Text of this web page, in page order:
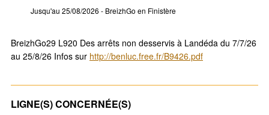
Jusqu'au 25/08/2026 - BreizhGo en Finistère
BreizhGo29 L920 Des arrêts non desservis à Landéda du 7/7/26
au 25/8/26 Infos sur http://benluc.free.fr/B9426.pdf
LIGNE(S) CONCERNÉE(S)